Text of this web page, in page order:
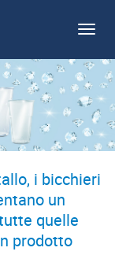
i bicchieri
un
quelle
prodotto